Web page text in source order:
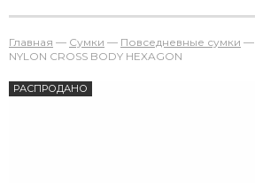
Главная — Сумки — Повседневные сумки —
NYLON CROSS BODY HEXAGON
РАСПРОДАНО